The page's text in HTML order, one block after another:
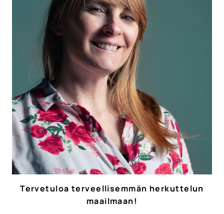
Tervetuloa terveellisemmän herkuttelun
maailmaan!